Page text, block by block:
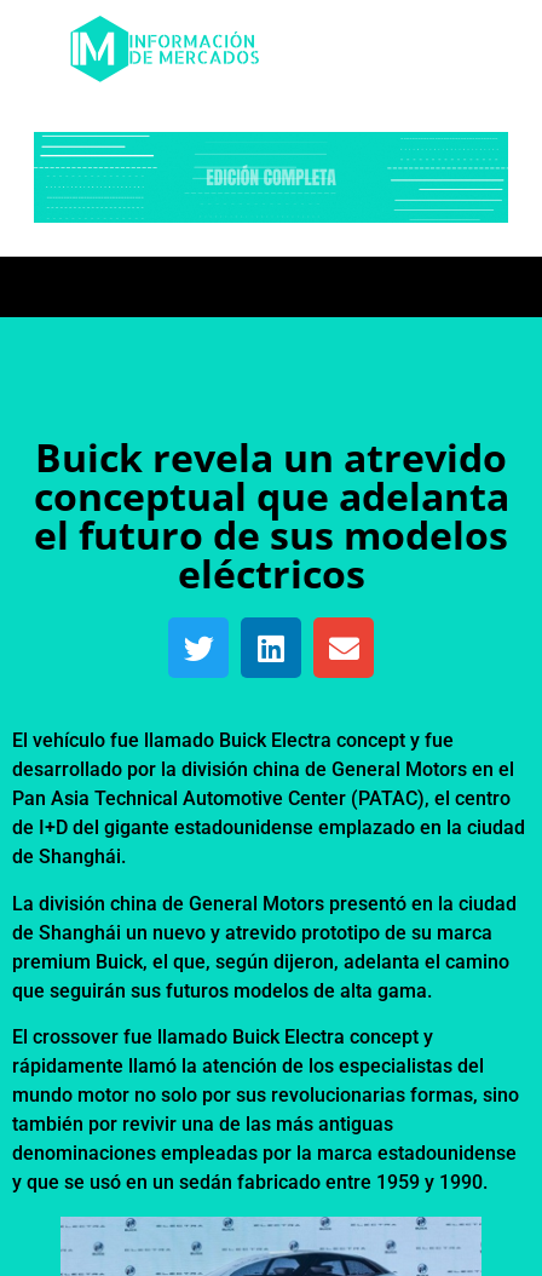
Buick revela un atrevido
conceptual que adelanta
el futuro de sus modelos
eléctricos
El vehículo fue llamado Buick Electra concept y fue
desarrollado por la división china de General Motors en el
Pan Asia Technical Automotive Center (PATAC), el centro
de I+D del gigante estadounidense emplazado en la ciudad
de Shanghái.
La división china de General Motors presentó en la ciudad
de Shanghái un nuevo y atrevido prototipo de su marca
premium Buick, el que, según dijeron, adelanta el camino
que seguirán sus futuros modelos de alta gama.
El crossover fue llamado Buick Electra concept y
rápidamente llamó la atención de los especialistas del
mundo motor no solo por sus revolucionarias formas, sino
también por revivir una de las más antiguas
denominaciones empleadas por la marca estadounidense
y que se usó en un sedán fabricado entre 1959 y 1990.